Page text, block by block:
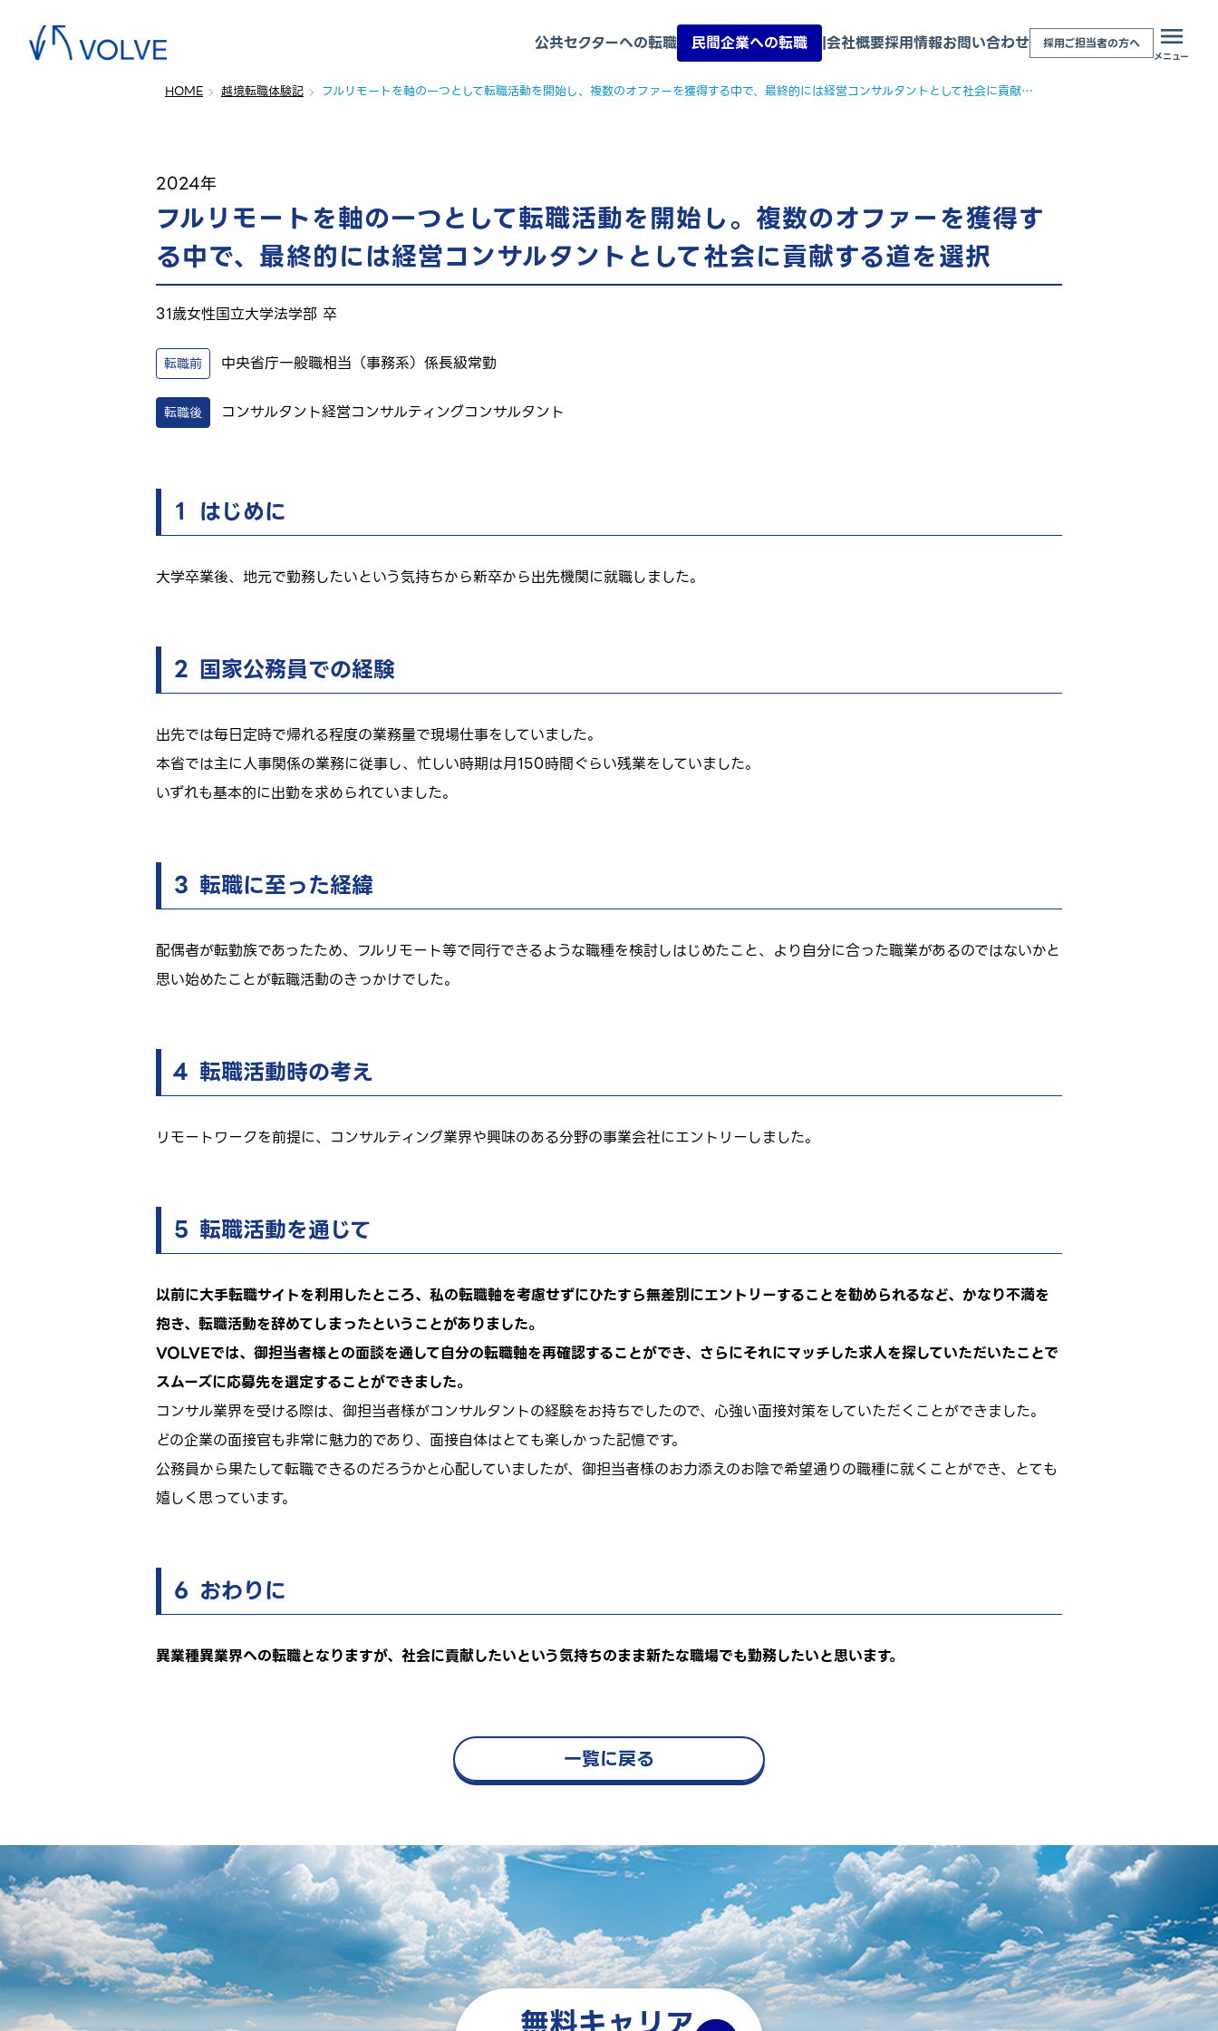
公共セクターへの転職 民間企業への転職 |会社概要採用情報お問い合わせ 採用ご担当者の方へ
メニュー
HOME 越境転職体験記 フルリモートを軸の一つとして転職活動を開始し、複数のオファーを獲得する中で、最終的には経営コンサルタントとして社会に貢献する道を選択
2024年
フルリモートを軸の一つとして転職活動を開始し。複数のオファーを獲得す
る中で、最終的には経営コンサルタントとして社会に貢献する道を選択
31歳女性国立大学法学部 卒
転職前 中央省庁一般職相当（事務系） 係長級常勤
転職後 コンサルタント経営コンサルティングコンサルタント
１ はじめに
大学卒業後、地元で勤務したいという気持ちから新卒から出先機関に就職しました。
２ 国家公務員での経験
出先では毎日定時で帰れる程度の業務量で現場仕事をしていました。
本省では主に人事関係の業務に従事し、忙しい時期は月150時間ぐらい残業をしていました。
いずれも基本的に出勤を求められていました。
３ 転職に至った経緯
配偶者が転勤族であったため、フルリモート等で同行できるような職種を検討しはじめたこと、より自分に合った職業があるのではないかと
思い始めたことが転職活動のきっかけでした。
４ 転職活動時の考え
リモートワークを前提に、コンサルティング業界や興味のある分野の事業会社にエントリーしました。
５ 転職活動を通じて
以前に大手転職サイトを利用したところ、私の転職軸を考慮せずにひたすら無差別にエントリーすることを勧められるなど、かなり不満を
抱き、転職活動を辞めてしまったということがありました。
VOLVEでは、御担当者様との面談を通して自分の転職軸を再確認することができ、さらにそれにマッチした求人を探していただいたことで
スムーズに応募先を選定することができました。
コンサル業界を受ける際は、御担当者様がコンサルタントの経験をお持ちでしたので、心強い面接対策をしていただくことができました。
どの企業の面接官も非常に魅力的であり、面接自体はとても楽しかった記憶です。
公務員から果たして転職できるのだろうかと心配していましたが、御担当者様のお力添えのお陰で希望通りの職種に就くことができ、とても
嬉しく思っています。
６ おわりに
異業種異業界への転職となりますが、社会に貢献したいという気持ちのまま新たな職場でも勤務したいと思います。
一覧に戻る